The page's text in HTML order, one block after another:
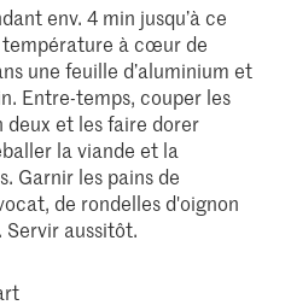
env. 4 min jusqu’à ce
température à cœur de
une feuille d’aluminium et
Entre-temps, couper les
deux et les faire dorer
la viande et la
Garnir les pains de
de rondelles d'oignon
aussitôt.